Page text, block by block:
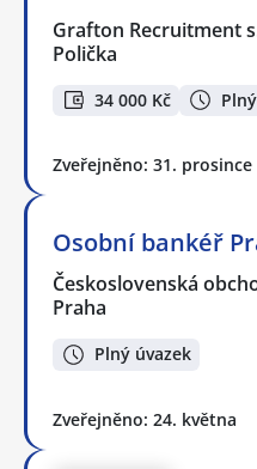
Grafton Recruitment
Polička
34 000 Kč
Zveřejněno: 31. prosince
Osobní bankéř
Československá
Praha
Plný úvazek
Zveřejněno: 24. května